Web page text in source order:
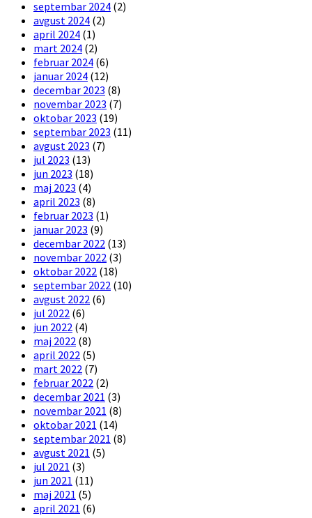
septembar 2024 (2)
avgust 2024 (2)
april 2024 (1)
mart 2024 (2)
februar 2024 (6)
januar 2024 (12)
decembar 2023 (8)
novembar 2023 (7)
oktobar 2023 (19)
septembar 2023 (11)
avgust 2023 (7)
jul 2023 (13)
jun 2023 (18)
maj 2023 (4)
april 2023 (8)
februar 2023 (1)
januar 2023 (9)
decembar 2022 (13)
novembar 2022 (3)
oktobar 2022 (18)
septembar 2022 (10)
avgust 2022 (6)
jul 2022 (6)
jun 2022 (4)
maj 2022 (8)
april 2022 (5)
mart 2022 (7)
februar 2022 (2)
decembar 2021 (3)
novembar 2021 (8)
oktobar 2021 (14)
septembar 2021 (8)
avgust 2021 (5)
jul 2021 (3)
jun 2021 (11)
maj 2021 (5)
april 2021 (6)